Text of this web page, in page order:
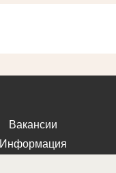
Вакансии
Информация